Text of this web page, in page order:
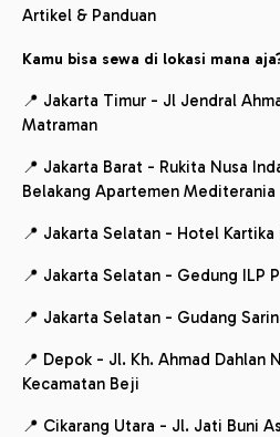
Artikel & Panduan
Kamu bisa sewa di lokasi mana
📍 Jakarta Timur - Jl Jendral
Matraman
📍 Jakarta Barat - Rukita Nusa
Belakang Apartemen Mediterania
📍 Jakarta Selatan - Hotel Kartika
📍 Jakarta Selatan - Gedung ILP
📍 Jakarta Selatan - Gudang
📍 Depok - Jl. Kh. Ahmad Dahlan
Kecamatan Beji
📍 Cikarang Utara - Jl. Jati Buni